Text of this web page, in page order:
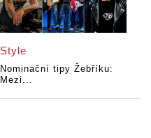
Style
Nominační tipy Žebříku:
Mezi...